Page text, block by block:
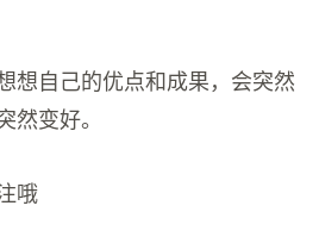
想自己的优点和成果，会突然
然变好。
哦